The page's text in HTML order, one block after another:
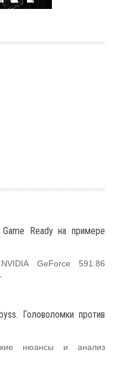
Ready на примере
NVIDIA GeForce 591.86
Головоломки против
нюансы и анализ